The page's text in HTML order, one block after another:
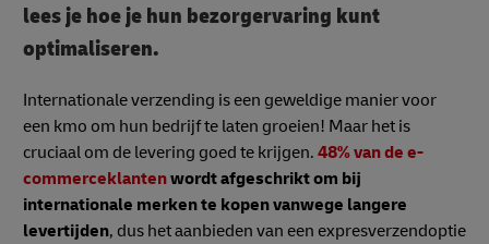
lees je hoe je hun bezorgervaring kunt
optimaliseren.
Internationale verzending is een geweldige manier voor
een kmo om hun bedrijf te laten groeien! Maar het is
cruciaal om de levering goed te krijgen. 48% van de e-
commerceklantenwordt afgeschrikt om bij
internationale merken te kopen vanwege langere
levertijden, dus het aanbieden van een expresverzendoptie